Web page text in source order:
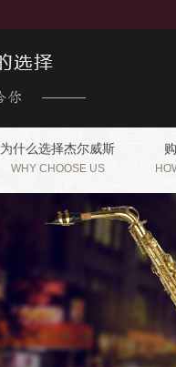
为什么选择杰尔威斯
WHY CHOOSE US